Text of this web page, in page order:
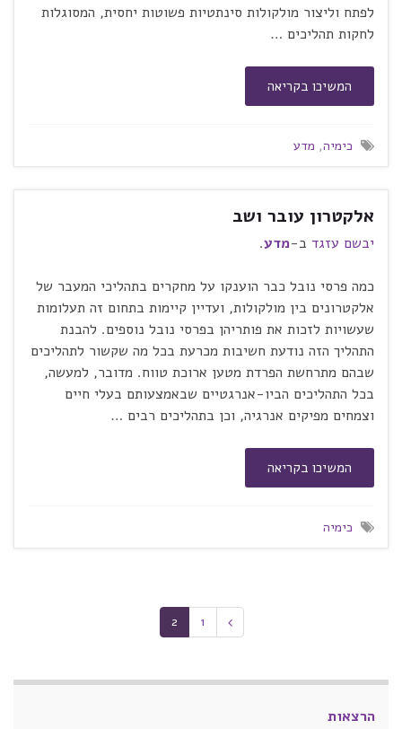
לפתח וליצור מולקולות סינתטיות פשוטות יחסית, המסוגלות
לחקות תהליכים …
המשיכו בקריאה
כימיה, מדע
אלקטרון עובר ושב
יבשם עזגד ב-מדע.
כמה פרסי נובל כבר הוענקו על מחקרים בתהליכי המעבר של
אלקטרונים בין מולקולות, ועדיין קיימות בתחום זה תעלומות
שעשויות לזכות את פותריהן בפרסי נובל נוספים. להבנת
התהליך הזה נודעת חשיבות מכרעת בכל מה שקשור לתהליכים
שבהם מתרחשת הפרדת מטען ארוכת טווח. מדובר, למעשה,
בכל התהליכים הביו-אנרגטיים שבאמצעותם בעלי חיים
וצמחים מפיקים אנרגיה, וכן בתהליכים רבים …
המשיכו בקריאה
כימיה
1
2
הרצאות